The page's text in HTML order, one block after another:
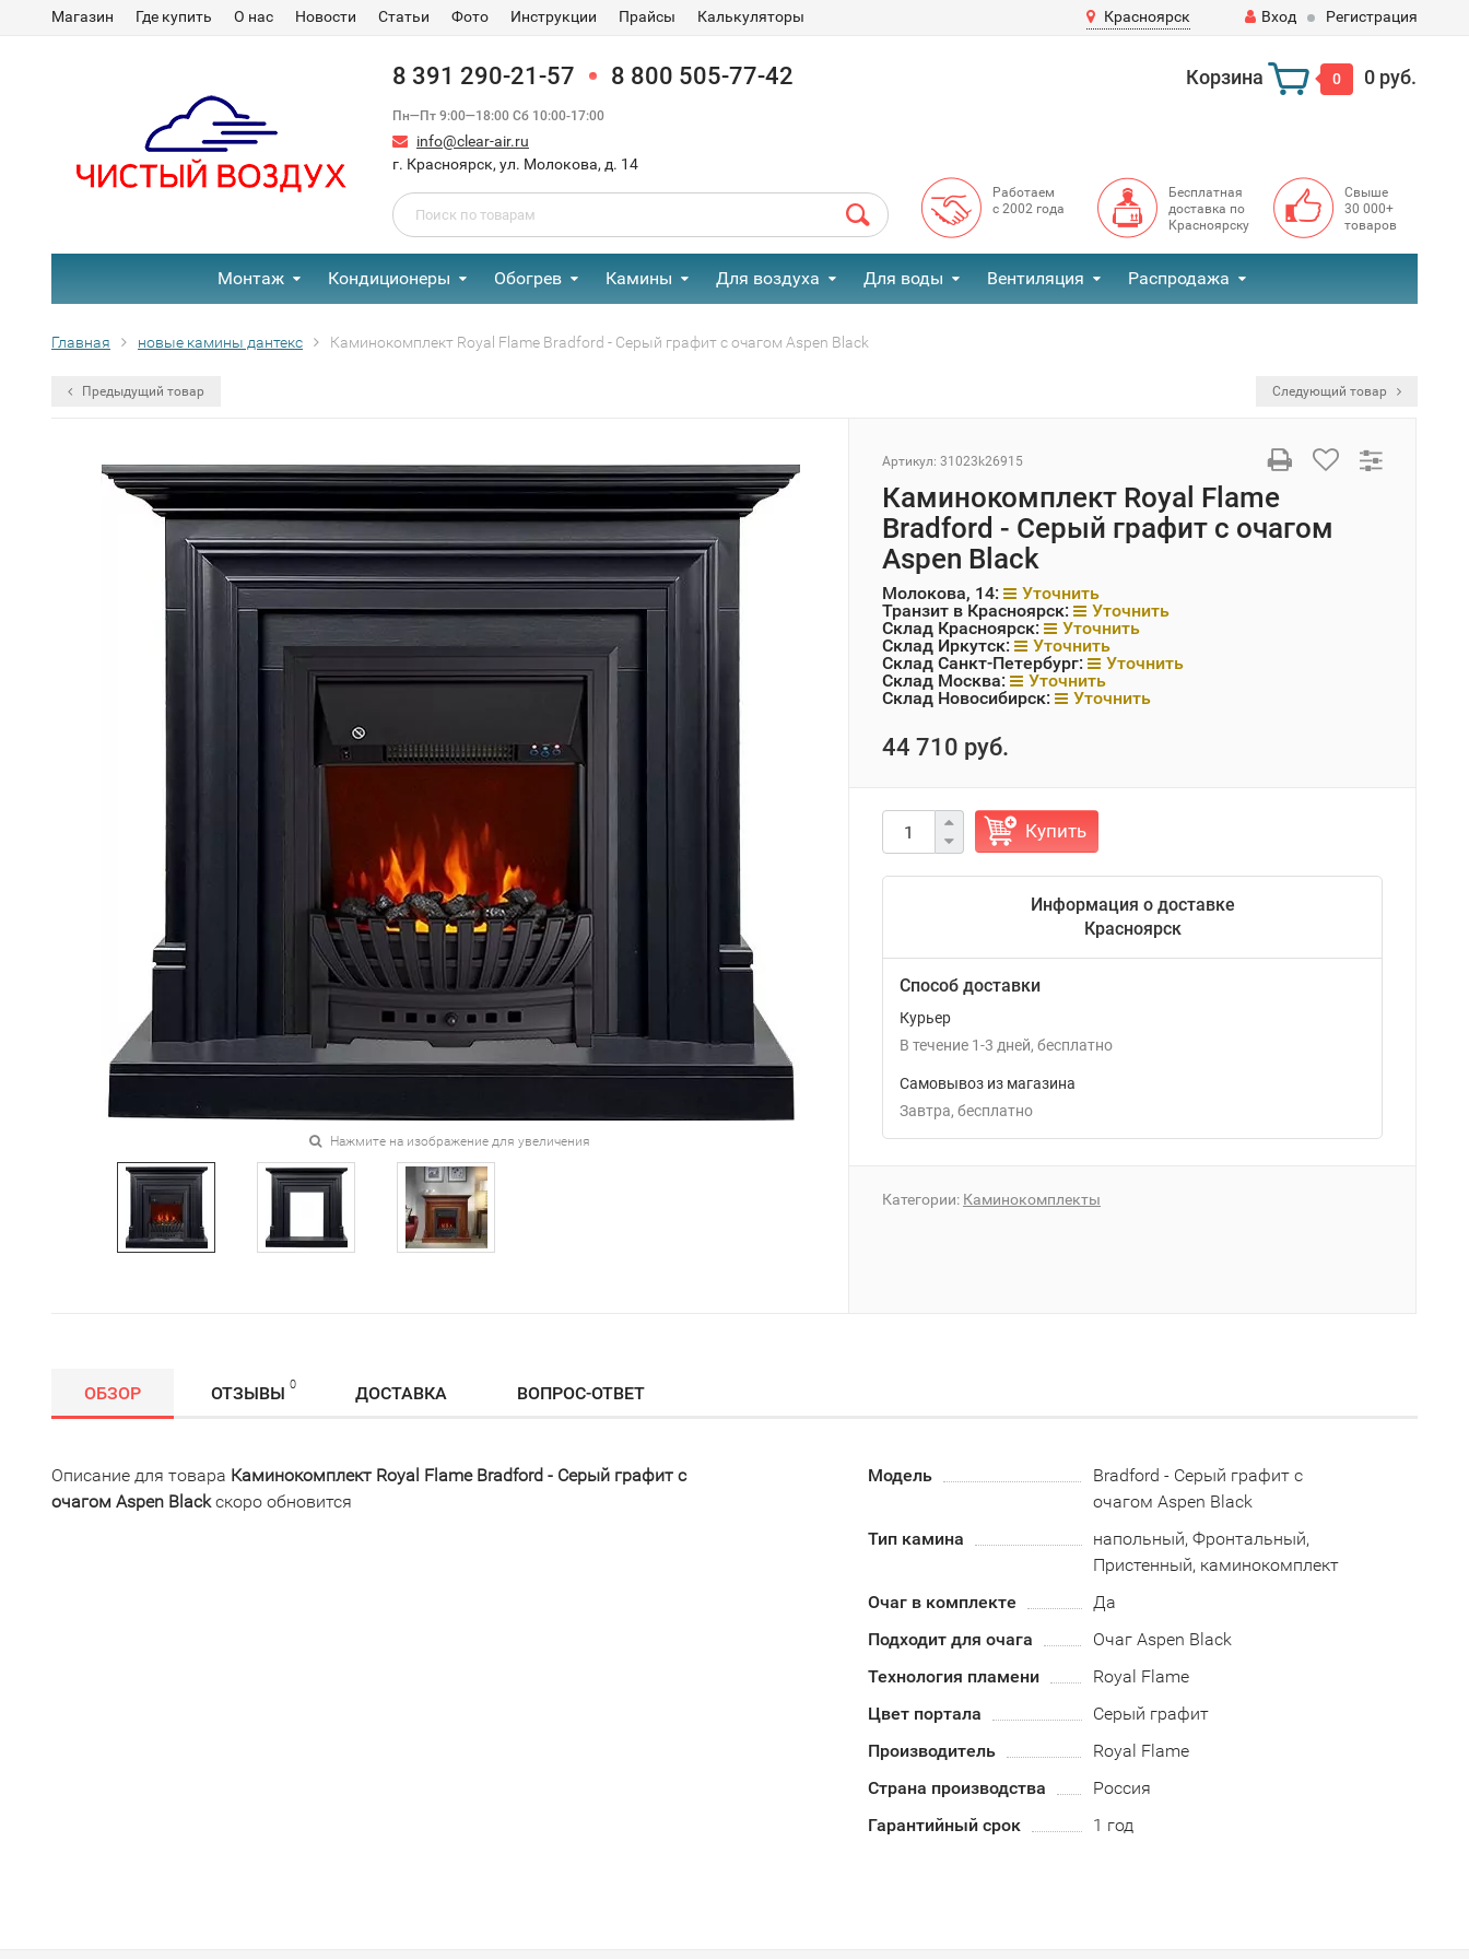
Магазин Где купить О нас Новости Статьи Фото Инструкции Прайсы Калькуляторы Красноярск Вход Регистрация
8 391 290-21-57 8 800 505-77-42
Пн—Пт 9:00—18:00 Сб 10:00-17:00
info@clear-air.ru
г. Красноярск, ул. Молокова, д. 14
Корзина 0 0 руб.
Работаем
с 2002 года
Бесплатная
доставка по
Красноярску
Свыше
30 000+
товаров
Монтаж Кондиционеры Обогрев Камины Для воздуха Для воды Вентиляция Распродажа
Главная новые камины дантекс Каминокомплект Royal Flame Bradford - Серый графит с очагом Aspen Black
Предыдущий товар Следующий товар
Нажмите на изображение для увеличения
Артикул: 31023k26915
Каминокомплект Royal Flame
Bradford - Серый графит с очагом
Aspen Black
Молокова, 14:
Уточнить
Транзит в Красноярск:
Уточнить
Склад Красноярск:
Уточнить
Склад Иркутск:
Уточнить
Склад Санкт-Петербург:
Уточнить
Склад Москва:
Уточнить
Склад Новосибирск:
Уточнить
44 710 руб.
Купить
Информация о доставке
Красноярск
Способ доставки
Курьер
В течение 1-3 дней Бесплатно
Самовывоз из магазина
Завтра
Бесплатно
Категории: Каминокомплекты
ОБЗОР ОТЗЫВЫ 0 ДОСТАВКА ВОПРОС-ОТВЕТ
Описание для товара Каминокомплект Royal Flame Bradford - Серый графит с
очагом Aspen Blackскоро обновится
Модель
Bradford - Серый графит с
очагом Aspen Black
Тип камина
напольный, Фронтальный,
Пристенный, каминокомплект
Очаг в комплекте
Да
Подходит для очага
Очаг Aspen Black
Технология пламени
Royal Flame
Цвет портала
Серый графит
Производитель
Royal Flame
Страна производства
Россия
Гарантийный срок
1 год